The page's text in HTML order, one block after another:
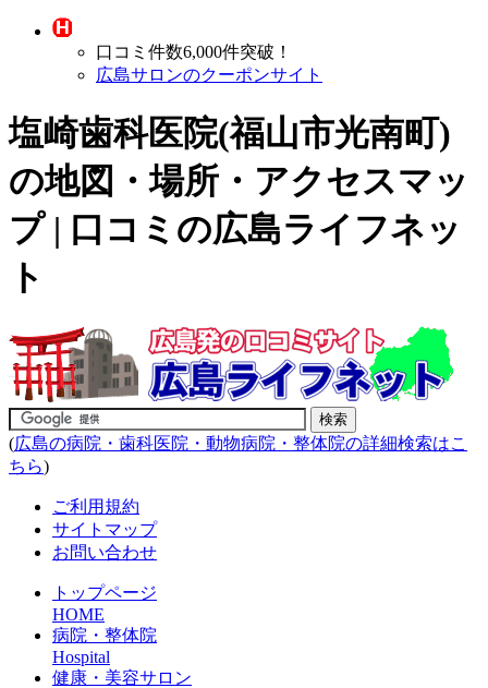
口コミ件数6,000件突破！
広島サロンのクーポンサイト
塩崎歯科医院(福山市光南町)
の地図・場所・アクセスマッ
プ | 口コミの広島ライフネッ
ト
(広島の病院・歯科医院・動物病院・整体院の詳細検索はこ
ちら)
ご利用規約
サイトマップ
お問い合わせ
トップページ
HOME
病院・整体院
Hospital
健康・美容サロン